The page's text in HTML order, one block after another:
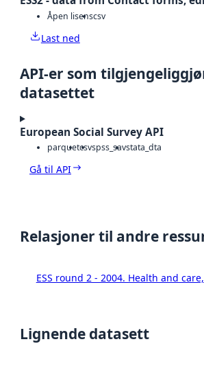
Åpen lisenscsv
Last ned
API-er som
datasettet
European Social Survey API
parquetcsvspss_savstata_dta
Gå til API
Relasjoner til andre
ESS round 2 - 2004. Health and
Lignende datasett